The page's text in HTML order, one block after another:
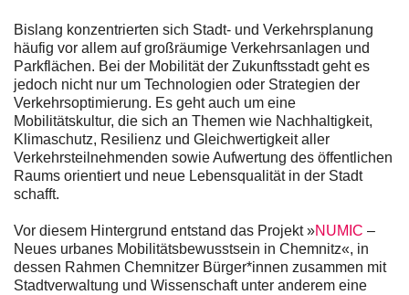
Bislang konzentrierten sich Stadt- und Verkehrsplanung
häufig vor allem auf großräumige Verkehrsanlagen und
Parkflächen. Bei der Mobilität der Zukunftsstadt geht es
jedoch nicht nur um Technologien oder Strategien der
Verkehrsoptimierung. Es geht auch um eine
Mobilitätskultur, die sich an Themen wie Nachhaltigkeit,
Klimaschutz, Resilienz und Gleichwertigkeit aller
Verkehrsteilnehmenden sowie Aufwertung des öffentlichen
Raums orientiert und neue Lebensqualität in der Stadt
schafft.
Vor diesem Hintergrund entstand das Projekt »NUMIC –
Neues urbanes Mobilitätsbewusstsein in Chemnitz«, in
dessen Rahmen Chemnitzer Bürger*innen zusammen mit
Stadtverwaltung und Wissenschaft unter anderem eine